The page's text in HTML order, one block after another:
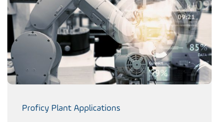
Proficy Plant Applications